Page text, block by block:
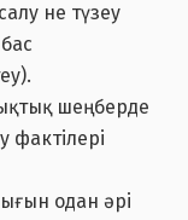
не түзеу
шеңберде
фактілері
одан әрі